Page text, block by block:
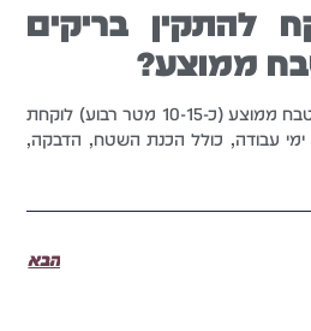
להתקין בריקים
ממוצע?
התקנת בריקים מבריקים למטבח ממוצע (כ-10-15 מטר רבוע) לוקחת
ימי עבודה, כולל הכנת השטח, הדבקה,
הבא